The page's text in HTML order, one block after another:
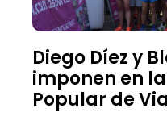
Diego Díez y
imponen en
Popular de